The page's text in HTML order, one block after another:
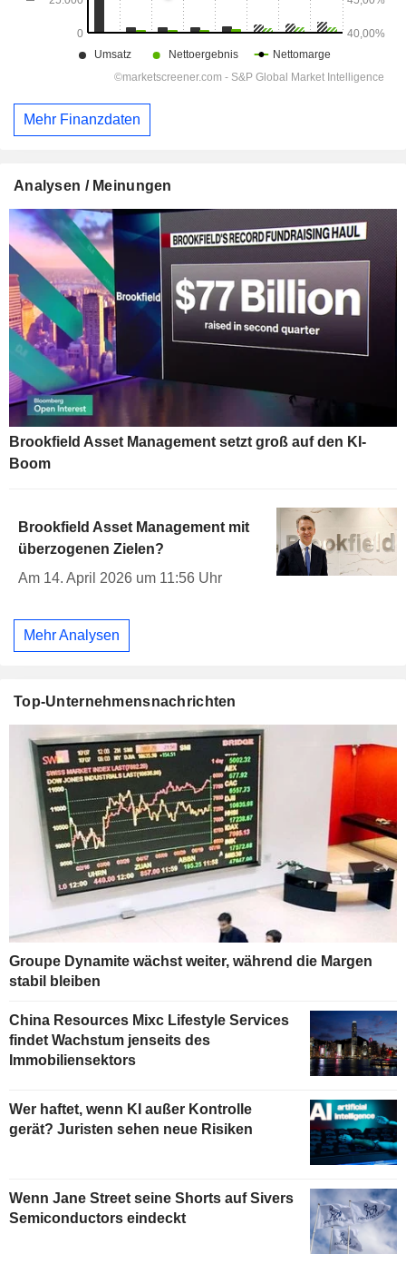
Mehr Finanzdaten
Analysen / Meinungen
Brookfield Asset Management setzt groß auf den KI-
Boom
Brookfield Asset Management mit
überzogenen Zielen?
Am 14. April 2026 um 11:56 Uhr
Mehr Analysen
Top-Unternehmensnachrichten
Groupe Dynamite wächst weiter, während die Margen
stabil bleiben
China Resources Mixc Lifestyle Services
findet Wachstum jenseits des
Immobiliensektors
Wer haftet, wenn KI außer Kontrolle
gerät? Juristen sehen neue Risiken
Wenn Jane Street seine Shorts auf Sivers
Semiconductors eindeckt